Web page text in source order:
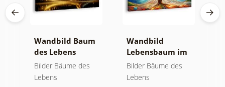
Wandbild Baum
des Lebens
goldene Magie
Bilder Bäume des
Lebens
Wandbild
Lebensbaum im
bunten
Glasfenster
Bilder Bäume des
Lebens